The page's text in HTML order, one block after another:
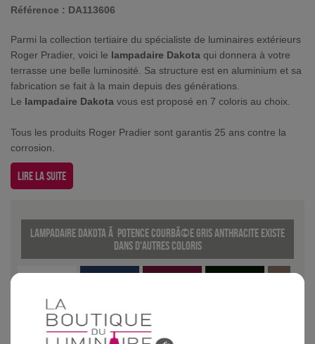
Référence : DA113606
Parmi la collection tertiaire du spécialiste de luminaires extérieurs
Roger Pradier, voici le lampadaire Dakota qui donnera à votre
terrasse une belle luminosité. Sa structure est en aluminium et sa
fabrication se fait à la main depuis des générations.
Le lampadaire Dakota vous est proposé en 7 coloris au choix.
Tous les produits Roger Pradier sont garantis 25 ans contre la
corrosion.
Lire la suite
Lampadaire Dakota Ã potence courbÃ©e Gris anthracite existe
dans d'autres coloris
Blanc